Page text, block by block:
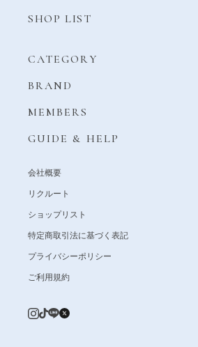
SHOP LIST
CATEGORY
BRAND
MEMBERS
GUIDE & HELP
会社概要
リクルート
ショップリスト
特定商取引法に基づく表記
プライバシーポリシー
ご利用規約